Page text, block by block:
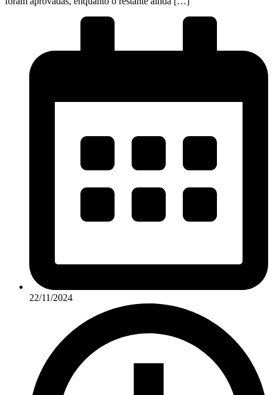
22/11/2024